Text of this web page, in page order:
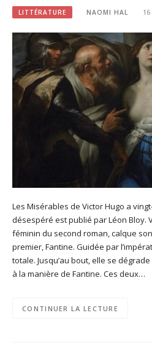
LITTÉRATURE NAOMI HAL
Les Misérables de Victor Hugo a
désespéré est publié par Léon Bloy.
féminin du second roman, calque
premier, Fantine. Guidée par
totale. Jusqu’au bout, elle se
à la manière de Fantine. Ces deux…
CONTINUER LA LECTURE